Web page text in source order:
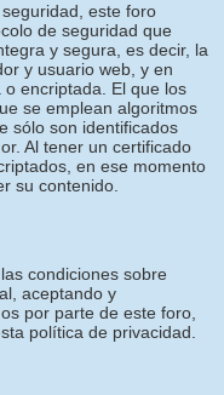
este foro
de seguridad que
y segura, es decir, la
y usuario web, y en
encriptada. El que los
se emplean algoritmos
sólo son identificados
Al tener un certificado
en ese momento
su contenido.
condiciones sobre
aceptando y
por parte de este foro,
política de privacidad.